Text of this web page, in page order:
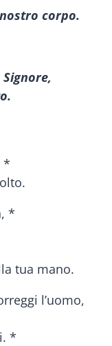
corpo.
*
*
tua mano.
l’uomo,
*